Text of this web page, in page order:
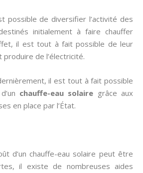
possible de diversifier l’activité des
initialement à faire chauffer
il est tout à fait possible de leur
produire de l’électricité.
il est tout à fait possible
chauffe-eau solaire grâce aux
en place par l’État.
d’un chauffe-eau solaire peut être
il existe de nombreuses aides